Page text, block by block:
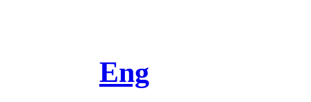
Eng